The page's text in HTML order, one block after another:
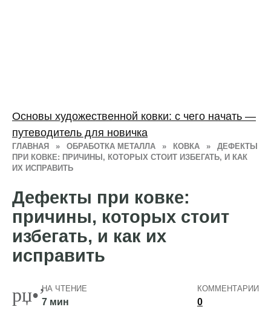
ГЛАВНАЯ » ОБРАБОТКА МЕТАЛЛА » КОВКА »
ДЕФЕКТЫ
ПРИ КОВКЕ: ПРИЧИНЫ, КОТОРЫХ СТОИТ ИЗБЕГАТЬ, И КАК
ИХ ИСПРАВИТЬ
Дефекты при ковке:
причины, которых стоит
избегать, и как их
исправить
НА ЧТЕНИЕ
7 мин
КОММЕНТАРИИ
0
Основы художественной ковки: с чего начать —
путеводитель для новичка